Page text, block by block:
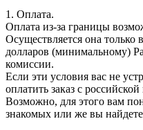
1. Оплата.
Оплата из-за границы
Осуществляется она только
долларов (минимальному)
комиссии.
Если эти условия вас не
оплатить заказ с
Возможно, для этого вам
знакомых или же вы